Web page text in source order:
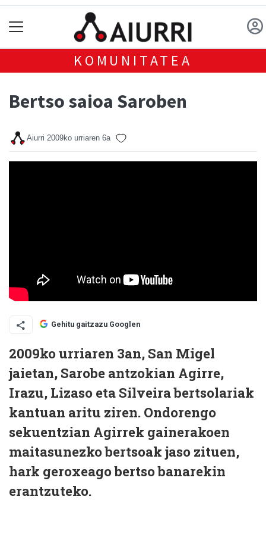
KOMUNITATEA
Bertso saioa Saroben
Aiurri 2009ko urriaren 6a
Gehitu gaitzazu Googlen
2009ko urriaren 3an, San Migel
jaietan, Sarobe antzokian Agirre,
Irazu, Lizaso eta Silveira bertsolariak
kantuan aritu ziren. Ondorengo
sekuentzian Agirrek gainerakoen
maitasunezko bertsoak jaso zituen,
hark geroxeago bertso banarekin
erantzuteko.